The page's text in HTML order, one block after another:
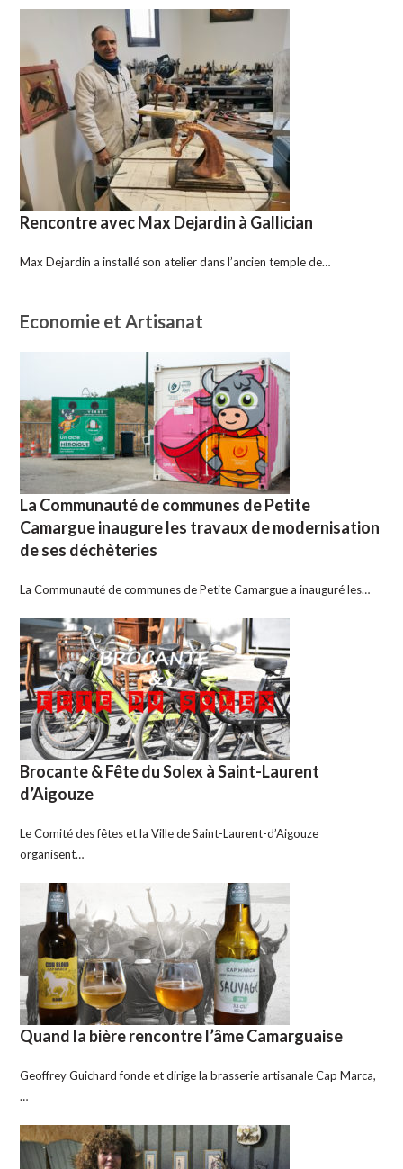
Rencontre avec Max Dejardin à Gallician
Max Dejardin a installé son atelier dans l’ancien temple de…
Economie et Artisanat
La Communauté de communes de Petite
Camargue inaugure les travaux de modernisation
de ses déchèteries
La Communauté de communes de Petite Camargue a inauguré les…
Brocante & Fête du Solex à Saint-Laurent
d’Aigouze
Le Comité des fêtes et la Ville de Saint-Laurent-d’Aigouze
organisent…
Quand la bière rencontre l’âme Camarguaise
Geoffrey Guichard fonde et dirige la brasserie artisanale Cap Marca,
…